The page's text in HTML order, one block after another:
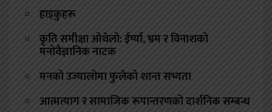
हाइकुहरू
कृति समीक्षा ओथेलो: ईर्ष्या, भ्रम र विनाशको
मनोवैज्ञानिक नाटक
मनको उज्यालोमा फुलेको शान्त सभ्यता
आत्मत्याग र सामाजिक रूपान्तरणको दार्शनिक सम्बन्ध